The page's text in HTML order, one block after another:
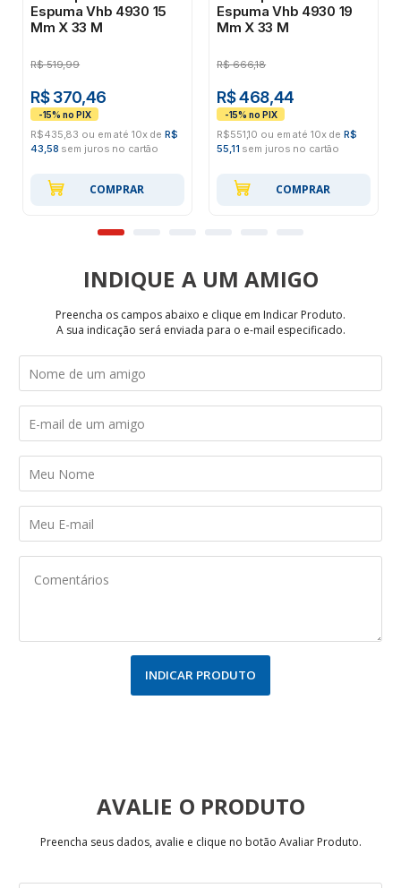
Espuma Vhb 4930 15
Mm X 33 M
R$ 519,99
R$ 370,46
R$435,83 ou em até 10x deR$
43,58 sem juros no cartão
COMPRAR
Espuma Vhb 4930 19
Mm X 33 M
R$ 666,18
R$ 468,44
R$551,10 ou em até 10x deR$
55,11 sem juros no cartão
COMPRAR
INDIQUE
Preencha os campos abaixo e clique em Indicar Produto.
A sua indicação será enviada para o e-mail especificado.
INDICAR PRODUTO
AVALIE
Preencha seus dados, avalie e clique no botão Avaliar Produto.